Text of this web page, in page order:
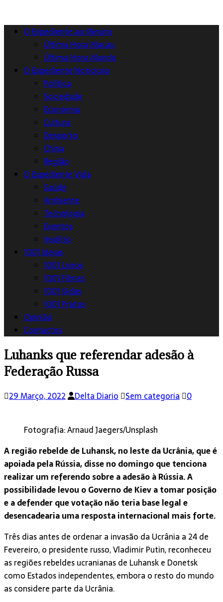
O Expediente ao Minuto
Última Hora Macau
Última Hora Mundo
O Expediente Noticioso
Política
Sociedade
Economia
Cultura
Desporto
China
Região
O Expediente Vida
Saúde
Ambiente
Tecnologia
Eventos
Insólito
1001 Ideias
1001 Livros
1001 Filmes
1001 Vidas
1001 Pratos
Opinião
Contactos
Luhanks que referendar adesão à
Federação Russa
29 Março, 2022 Delta Diario Sem categoria 0
Fotografia: Arnaud Jaegers/Unsplash
A região rebelde de Luhansk, no leste da Ucrânia, que é
apoiada pela Rússia, disse no domingo que tenciona
realizar um referendo sobre a adesão à Rússia. A
possibilidade levou o Governo de Kiev a tomar posição
e a defender que votação não teria base legal e
desencadearia uma resposta internacional mais forte.
Três dias antes de ordenar a invasão da Ucrânia a 24 de
Fevereiro, o presidente russo, Vladimir Putin, reconheceu
as regiões rebeldes ucranianas de Luhansk e Donetsk
como Estados independentes, embora o resto do mundo
as considere parte da Ucrânia.